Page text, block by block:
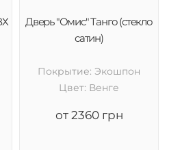
Дверь "Омис" Танго (стекло
сатин)
Покрытие: Экошпон
Цвет: Венге
от 2360 грн